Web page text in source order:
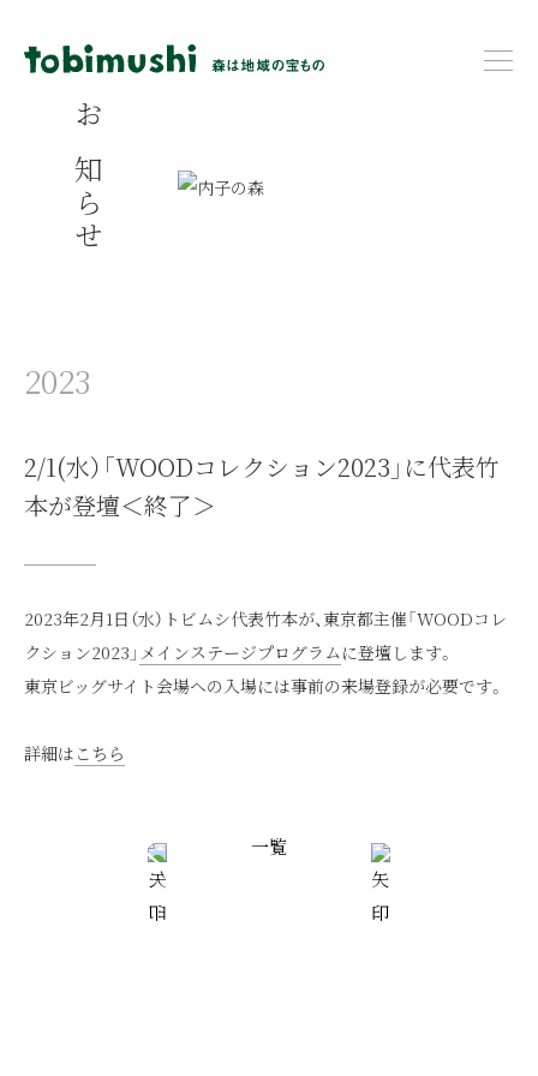
お知らせ
2023
2/1(水）「WOODコレクション2023」に代表竹
本が登壇＜終了＞
2023年2月1日（水）トビムシ代表竹本が、東京都主催「WOODコレ
クション2023」 メインステージプログラムに登壇します。
東京ビッグサイト会場への入場には事前の来場登録が必要です。
詳細は こちら
一覧